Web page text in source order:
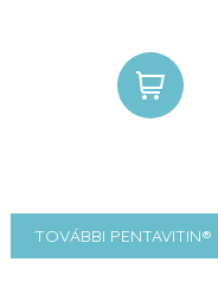
TOVÁBBI PENTAVITIN®